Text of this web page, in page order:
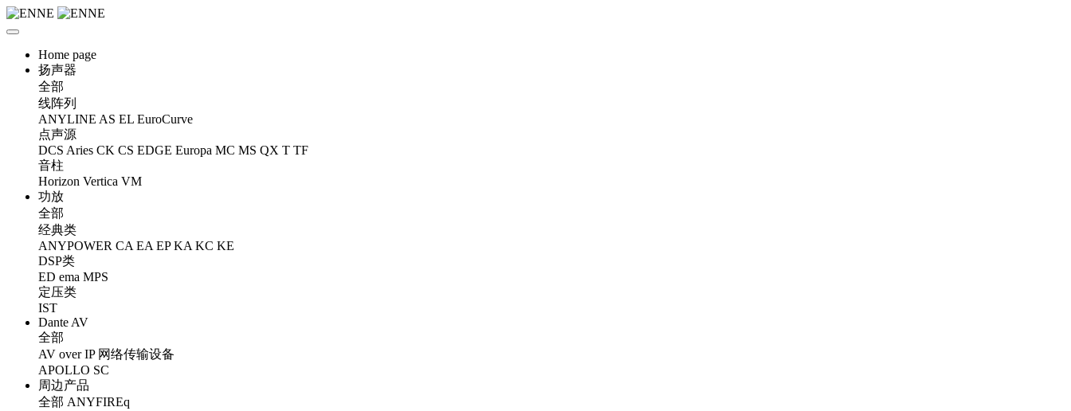
Home page
扬声器
全部
线阵列
ANYLINE AS EL EuroCurve
点声源
DCS Aries CK CS EDGE Europa MC MS QX T TF
音柱
Horizon Vertica VM
功放
全部
经典类
ANYPOWER CA EA EP KA KC KE
DSP类
ED ema MPS
定压类
IST
Dante AV
全部
AV over IP 网络传输设备
APOLLO SC
周边产品
全部 ANYFIREq